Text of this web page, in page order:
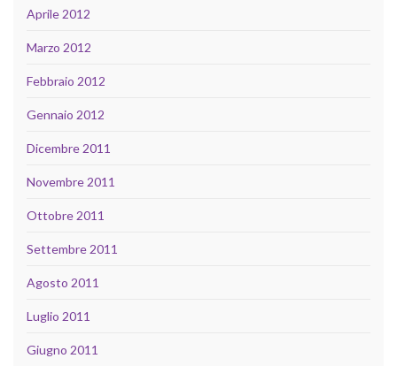
Aprile 2012
Marzo 2012
Febbraio 2012
Gennaio 2012
Dicembre 2011
Novembre 2011
Ottobre 2011
Settembre 2011
Agosto 2011
Luglio 2011
Giugno 2011